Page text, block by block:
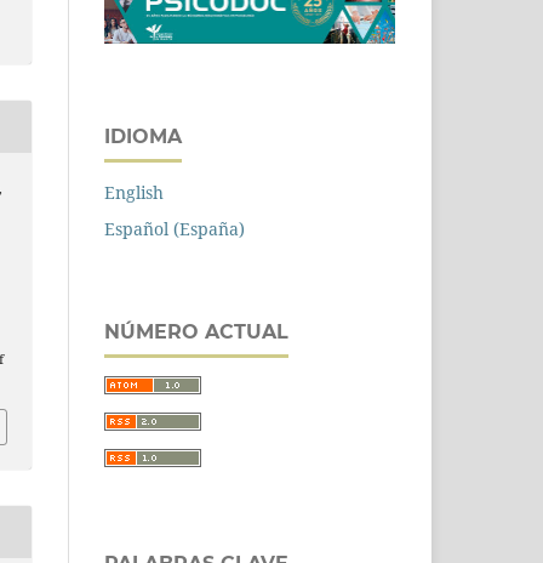
IDIOMA
English
Español (España)
NÚMERO ACTUAL